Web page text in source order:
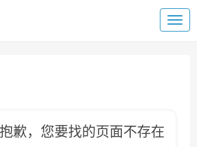
歉，您要找的页面不存在